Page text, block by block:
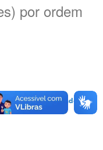
por ordem
os direitos reservados.